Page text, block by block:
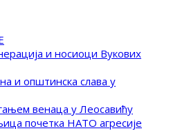
и носиоци Вукових
и општинска слава у
венаца у Леосавићу
почетка НАТО агресије